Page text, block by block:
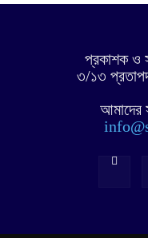
প্রকাশক ও
৩/১৩
আমাদের